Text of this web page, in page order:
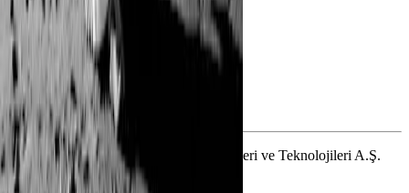
© 2025 Kampania İnternet Bilgi Hizmetleri ve Teknolojileri A.Ş.
Tüm hakları saklıdır.